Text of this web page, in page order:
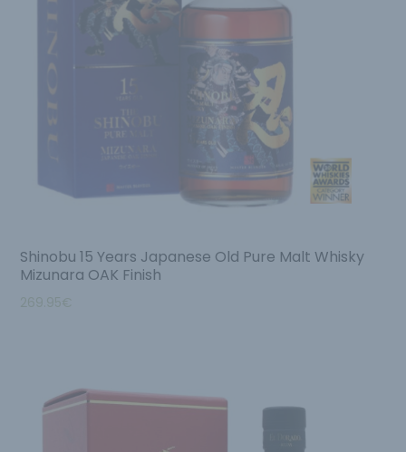
Shinobu 15 Years Japanese Old Pure Malt Whisky
Mizunara OAK Finish
269.95€